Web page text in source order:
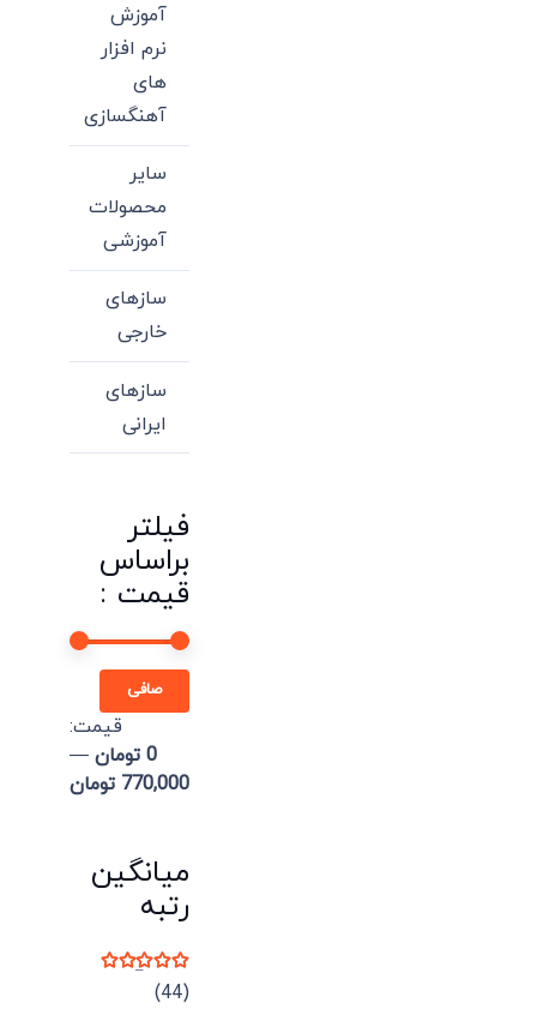
آموزش
نرم افزار
های
آهنگسازی
سایر
محصولات
آموزشی
سازهای
خارجی
سازهای
ایرانی
فیلتر
براساس
قیمت :
صافی
قيمت:
0 تومان
—
770,000 تومان
میانگین
رتبه
نمره
(44)